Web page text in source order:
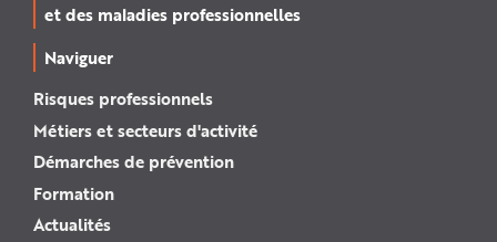
et des maladies professionnelles
Naviguer
Risques professionnels
Métiers et secteurs d'activité
Démarches de prévention
Formation
Actualités